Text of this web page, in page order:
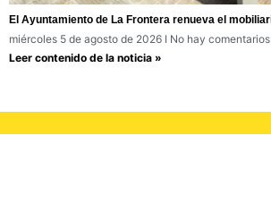
El Ayuntamiento de La Frontera renueva el
miércoles 5 de agosto de 2026
No hay comentarios
Leer contenido de la noticia »